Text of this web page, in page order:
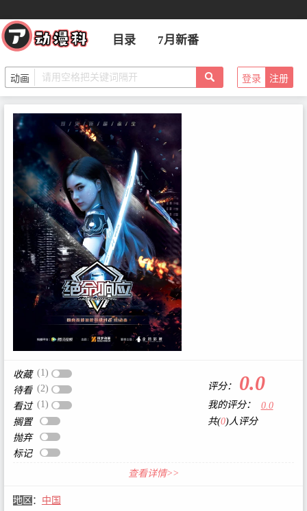
目录 7月新番
登录 注册
收藏 (1)
待看 (2)
看过 (1)
搁置
抛弃
标记
评分： 0.0
我的评分：
0.0
共(0)人评分
查看详情>>
地区 ： 中国